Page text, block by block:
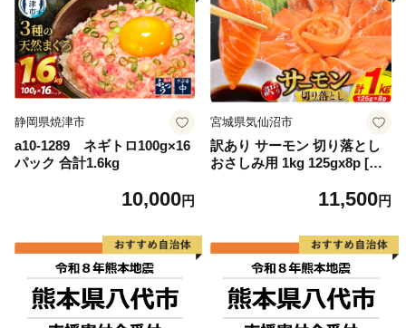
静岡県焼津市
a10-1289 ネギトロ100g×16
パック 合計1.6kg
10,000円
宮城県気仙沼市
訳あり サーモン 切り落とし
おさしみ用 1kg 125gx8p [足
4313] 魚 魚介類 鮭 お刺し身
介
11,500円